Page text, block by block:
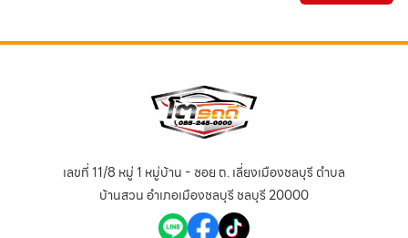
เลขที่ 11/8 หมู่ 1 หมู่บ้าน - ซอย ถ. เลี่ยงเมืองชลบุรี ตำบล
บ้านสวน อำเภอเมืองชลบุรี ชลบุรี 20000